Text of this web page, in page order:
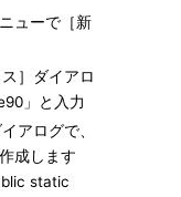
ューで［新
］ダイアロ
」と入力
アログで、
成します
static